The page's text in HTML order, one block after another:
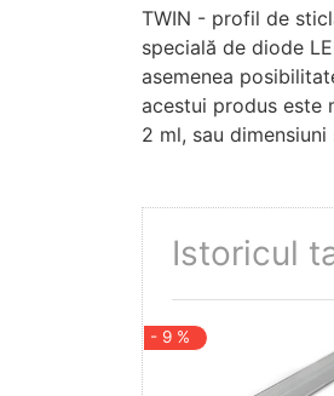
TWIN - profil de
specială de diode
asemenea
acestui produs este
2 ml, sau
Istoricul
- 9 %